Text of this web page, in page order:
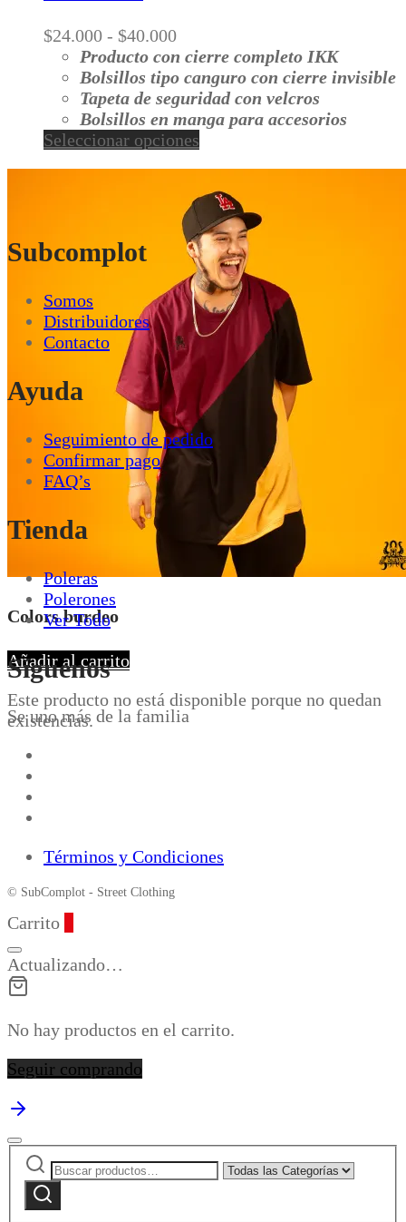
se
pueden
elegir
en
producto
$24.000 - $40.000Rango
de
precios:
desde
$24.000
hasta
Producto con cierre completo IKK
Bolsillos tipo canguro con cierre invisible
Tapeta de seguridad con velcros
Bolsillos en manga para accesorios
Seleccionar opciones
múltiples
variantes.
Las
opciones
se
pueden
elegir
página
de
producto
Colors burdeo
Añadir al carrito
Este producto no está disponible porque no quedan
existencias.
Subcomplot
Somos
Distribuidores
Contacto
Ayuda
Seguimiento de pedido
Confirmar pago
FAQ’s
Tienda
Poleras
Polerones
Ver Todo
Síguenos
Se uno más de la familia
Términos y Condiciones
© SubComplot - Street Clothing
Carrito
Actualizando…
No hay productos en el carrito.
Seguir comprando
Buscar
por:
Narrow
by
Buscar